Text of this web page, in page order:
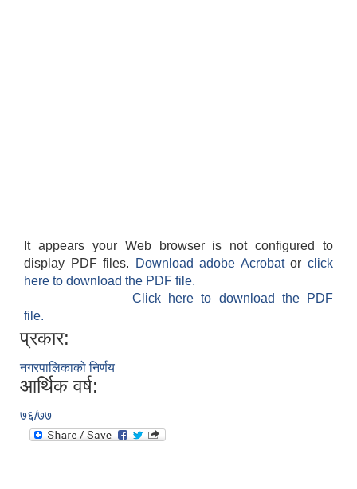
It appears your Web browser is not configured to
display PDF files.
Download adobe Acrobatorclick
here to download the PDF file.
Click here to download the PDF
file.
प्रकार:
नगरपालिकाको निर्णय
आर्थिक वर्ष:
७६/७७